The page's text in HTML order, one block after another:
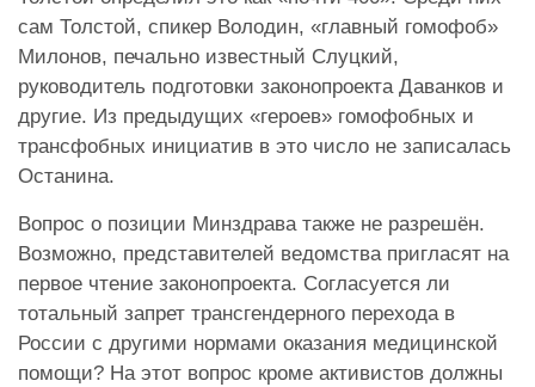
сам Толстой, спикер Володин, «главный гомофоб»
Милонов, печально известный Слуцкий,
руководитель подготовки законопроекта Даванков и
другие. Из предыдущих «героев» гомофобных и
трансфобных инициатив в это число не записалась
Останина.
Вопрос о позиции Минздрава также не разрешён.
Возможно, представителей ведомства пригласят на
первое чтение законопроекта. Согласуется ли
тотальный запрет трансгендерного перехода в
России с другими нормами оказания медицинской
помощи? На этот вопрос кроме активистов должны